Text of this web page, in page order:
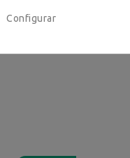
Configurar